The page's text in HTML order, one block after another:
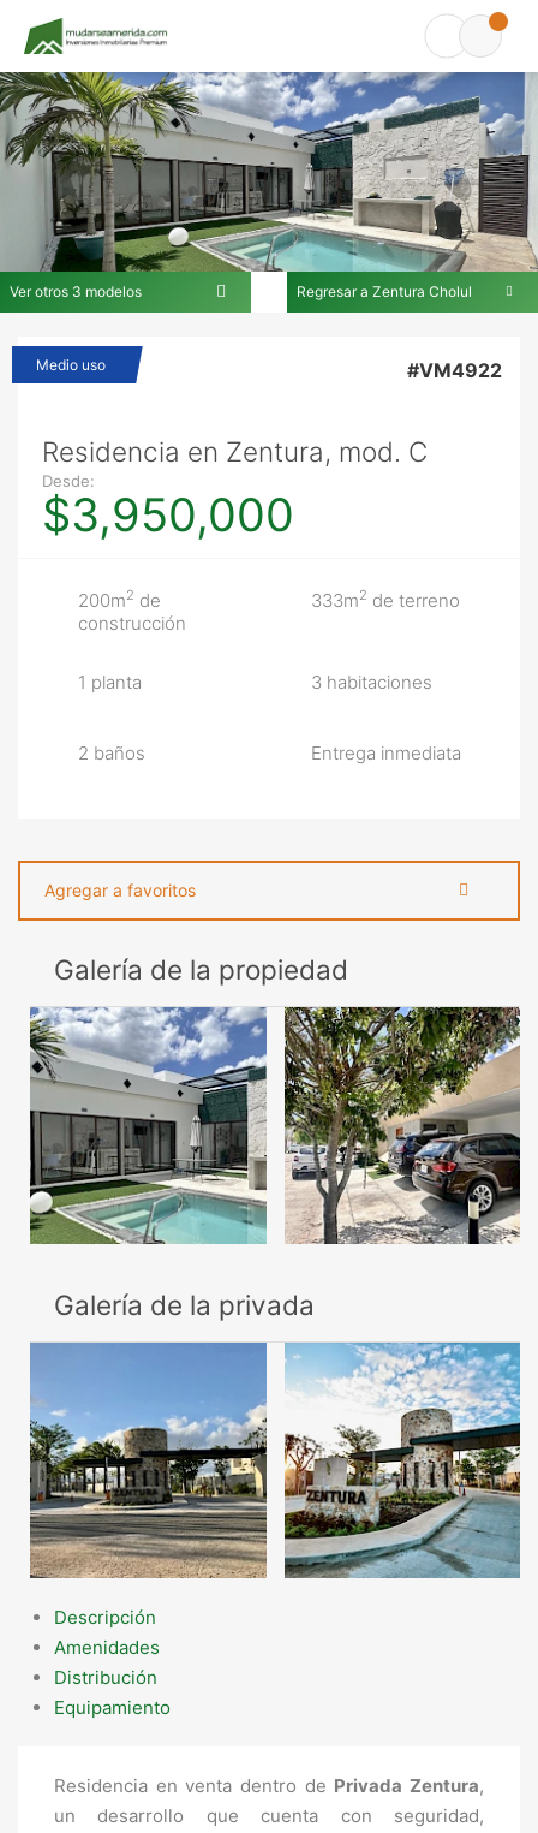
Ver otros 3 modelos Regresar a Zentura Cholul
Medio uso
En Zentura Cholul
Residencia en Zentura, mod. C
Desde:
$3,950,000
#VM4922
200m2 de
construcción
333m2 de terreno
1 planta 3 habitaciones
2 baños Entrega inmediata
Agregar a favoritos
Galería de la propiedad
Galería de la privada
Descripción
Amenidades
Distribución
Equipamiento
Residencia en venta dentro de Privada Zentura,
un desarrollo que cuenta con seguridad,